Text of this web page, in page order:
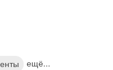
ещё...